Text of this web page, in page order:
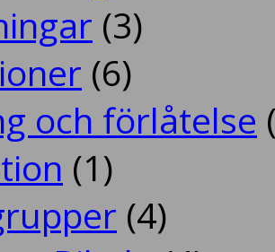
(3)
(6)
och förlåtelse
(1)
(4)